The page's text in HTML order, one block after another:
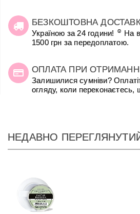
БЕЗКОШТОВНА
Україною за 24 години! ☺ На
1500 грн за передоплатою.
ОПЛАТА ПРИ
Залишилися сумніви?
огляду, коли переконаєтесь,
НЕДАВНО